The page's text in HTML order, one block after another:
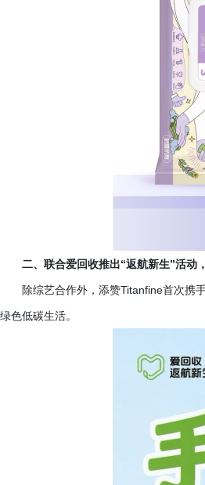
二、联合爱回收推出“返航新生”活动
除综艺合作外，添赞Titanfine首次携
绿色低碳生活。